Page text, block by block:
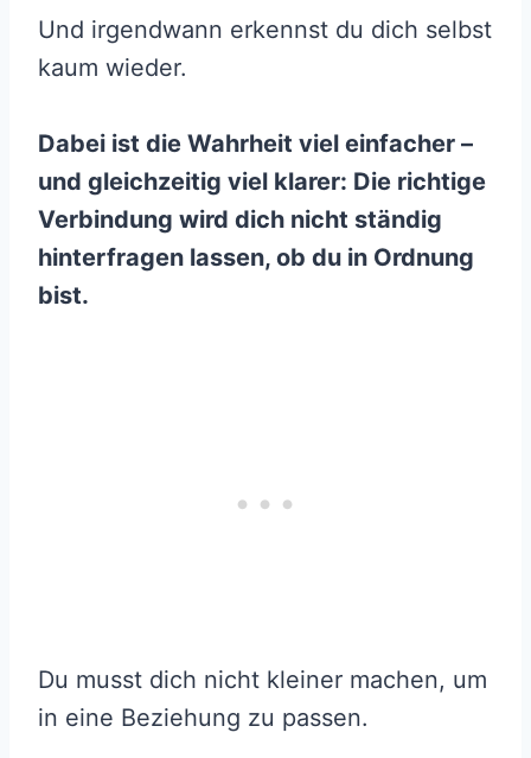
Und irgendwann erkennst du dich selbst
kaum wieder.
Dabei ist die Wahrheit viel einfacher –
und gleichzeitig viel klarer: Die richtige
Verbindung wird dich nicht ständig
hinterfragen lassen, ob du in Ordnung
bist.
Du musst dich nicht kleiner machen, um
in eine Beziehung zu passen.